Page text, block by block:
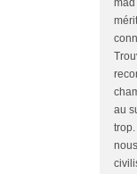
mad
au